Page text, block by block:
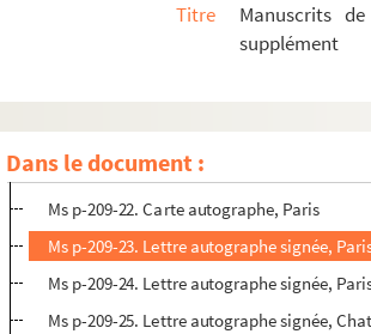
Titre
Manuscrits
supplément
Dans le document :
Ms p-209-17. Lettre autographe signée,
Ms p-209-18. Lettre autographe signée,
Ms p-209-19. Carte autographe signée,
Ms p-209-20. Carte autographe signée, Paris
Ms p-209-21. Télégramme, Etretat
Ms p-209-22. Carte autographe, Paris
Ms p-209-23. Lettre autographe signée,
Ms p-209-24. Lettre autographe signée,
Ms p-209-25. Lettre autographe signée,